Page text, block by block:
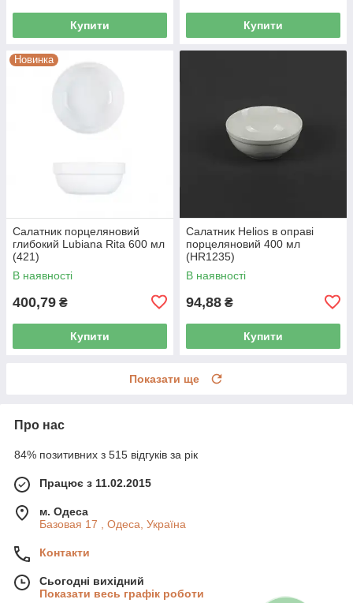
Купити Купити
Новинка
Салатник порцеляновий
глибокий Lubiana Rita 600 мл
(421)
В наявності
400,79 ₴
Купити
Салатник Helios в оправі
порцеляновий 400 мл
(HR1235)
В наявності
94,88 ₴
Купити
Показати ще
Про нас
84% позитивних з 515 відгуків за рік
Працює з 11.02.2015
м. Одеса
Базовая 17 , Одеса, Україна
Контакти
Сьогодні вихідний
Показати весь графік роботи